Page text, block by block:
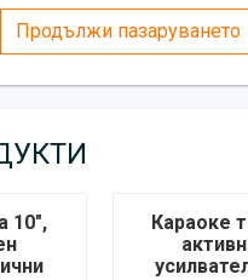
Продължи пазаруването
10",
Караоке